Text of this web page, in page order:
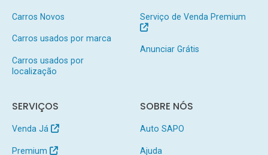
Carros Novos
Carros usados por marca
Carros usados por
localização
Serviço de Venda Premium
Anunciar Grátis
SERVIÇOS
Venda Já
Premium
SOBRE NÓS
Auto SAPO
Ajuda